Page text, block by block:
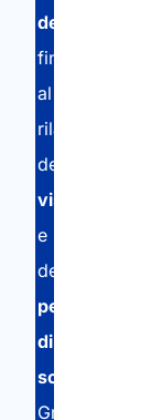
dell’alloggio
fino
al
rilascio
del
visto
e
del
permesso
di
soggiorno
Grazie